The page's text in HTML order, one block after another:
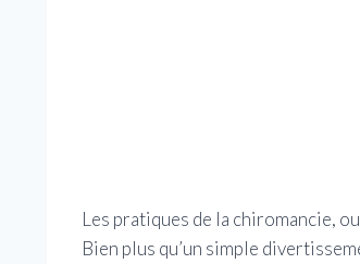
Les pratiques de la chiromancie,
Bien plus qu’un simple